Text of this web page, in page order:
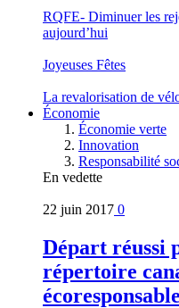
RQFE- Diminuer les
aujourd’hui
Joyeuses Fêtes
La revalorisation de
Économie
Économie verte
Innovation
Responsabilité
En vedette
22 juin 2017 0
Départ réussi
répertoire